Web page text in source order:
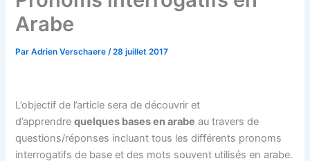
Arabe
ParAdrien Verschaere/28 juillet 2017
L’objectif de l’article sera de découvrir et
d’apprendrequelques bases en arabe au travers de
questions/réponses incluant tous les différents pronoms
interrogatifs de base et des mots souvent utilisés en arabe.